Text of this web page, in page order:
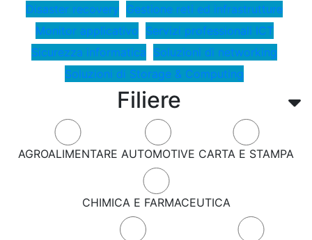
Filiere
AGROALIMENTARE AUTOMOTIVE CARTA E STAMPA
CHIMICA E FARMACEUTICA
Disaster recovery Gestione reti ed infrastrutture
Monitor applicativo Servizi professionali ICT
Sicurezza informatica Soluzioni di networking
Soluzioni di Storage & Computing